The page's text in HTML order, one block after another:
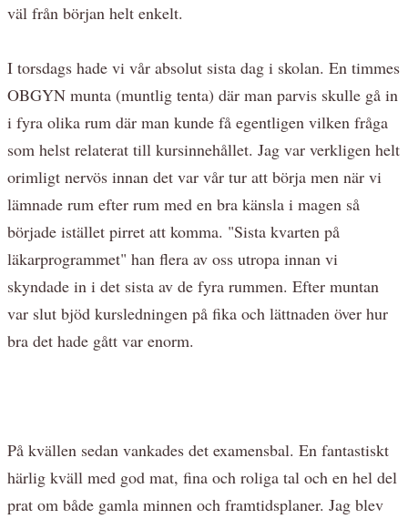
väl från början helt enkelt.
I torsdags hade vi vår absolut sista dag i skolan. En timmes
OBGYN munta (muntlig tenta) där man parvis skulle gå in
i fyra olika rum där man kunde få egentligen vilken fråga
som helst relaterat till kursinnehållet. Jag var verkligen helt
orimligt nervös innan det var vår tur att börja men när vi
lämnade rum efter rum med en bra känsla i magen så
började istället pirret att komma. "Sista kvarten på
läkarprogrammet" han flera av oss utropa innan vi
skyndade in i det sista av de fyra rummen. Efter muntan
var slut bjöd kursledningen på fika och lättnaden över hur
bra det hade gått var enorm.
På kvällen sedan vankades det examensbal. En fantastiskt
härlig kväll med god mat, fina och roliga tal och en hel del
prat om både gamla minnen och framtidsplaner. Jag blev